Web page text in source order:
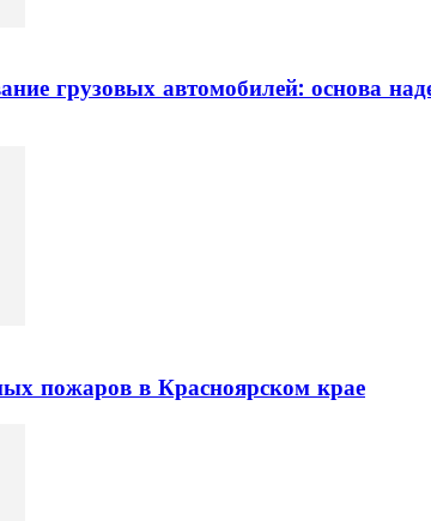
грузовых автомобилей: основа
пожаров в Красноярском крае